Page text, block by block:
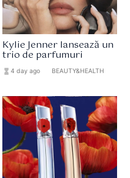
Kylie Jenner lansează un
trio de parfumuri
hourglass_full 4 day ago BEAUTY&HEALTH